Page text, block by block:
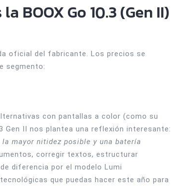
BOOX Go 10.3 (Gen II)
oficial del fabricante. Los precios se
segmento:
con pantallas a color (como su
Gen II nos plantea una reflexión interesante:
mayor nitidez posible y una batería
corregir textos, estructurar
diferencia por el modelo Lumi
que puedas hacer este año para